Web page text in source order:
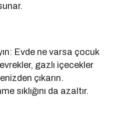
Evde ne varsa çocuk
gazlı içecekler
çıkarın.
sıklığını da azaltır.